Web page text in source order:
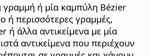
γραμμή ή μία καμπύλη Bézier
ή περισσότερες γραμμές,
ή άλλα αντικείμενα με μία
αντικείμενα που περιέχουν